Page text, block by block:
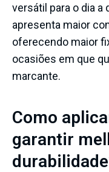
versátil para o dia a
apresenta maior
oferecendo maior
ocasiões em que
marcante.
Como
garantir